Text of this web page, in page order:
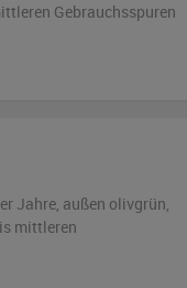
Gebrauchsspuren
Jahre, außen olivgrün,
mittleren